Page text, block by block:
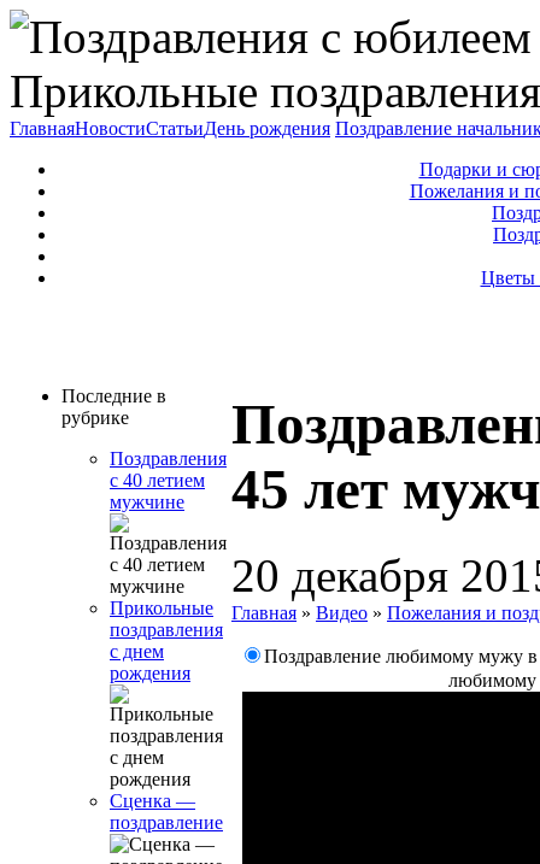
Прикольные
ГлавнаяНовостиСтатьиДень рождения Поздравление
Подарки и
Пожелания и
Цветы
Последние в
рубрике
Поздравления
с 40 летием
мужчине
Прикольные
поздравления
с днем
рождения
Сценка —
поздравление
45 лет
20 декабря
Главная » Видео » Пожелания и
Поздравление любимому мужу в